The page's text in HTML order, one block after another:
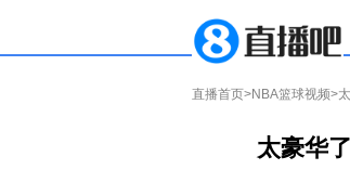
直播首页>NBA篮球视频>
太豪华